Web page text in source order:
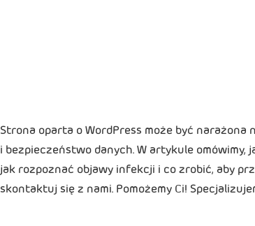
Strona oparta o WordPress może być
i bezpieczeństwo danych. W artykule
jak rozpoznać objawy infekcji i co zrobić, aby
skontaktuj się z nami. Pomożemy Ci!